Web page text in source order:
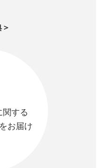
関する
お届け